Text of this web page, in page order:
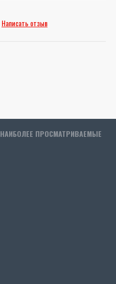
Написать отзыв
НАИБОЛЕЕ ПРОСМАТРИВАЕМЫЕ